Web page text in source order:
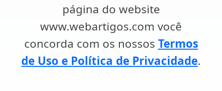
página do website
www.webartigos.com você
concorda com os nossos Termos
de Uso e Política de Privacidade.